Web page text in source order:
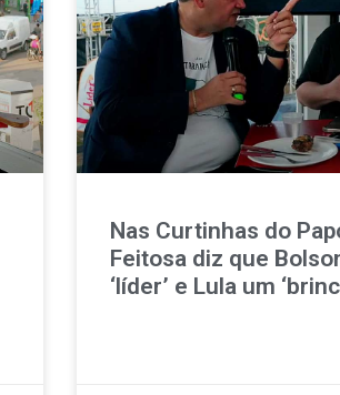
Nas Curtinhas do
Feitosa diz que
‘líder’ e Lula um